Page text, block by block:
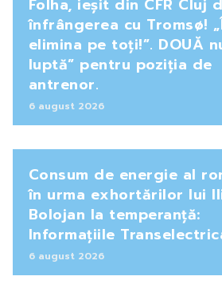
înfrângerea cu Tromsø!
elimina pe toți!”. DOUĂ
luptă” pentru poziția de
antrenor.
6 august 2026
Consum de energie al
în urma exhortărilor lui
Bolojan la temperanță:
Informațiile
6 august 2026